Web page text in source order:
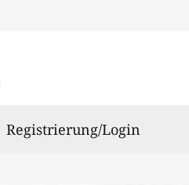
Registrierung/Login